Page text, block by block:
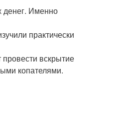
денег. Именно
практически
вскрытие
копателями.